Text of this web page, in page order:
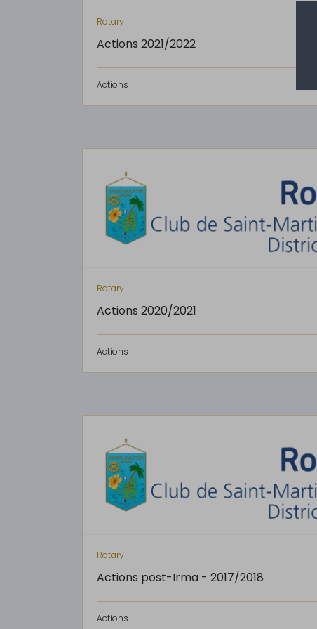
Rotary
Actions 2021/2022
Actions
Rotary
Actions 2020/2021
Actions
Rotary
Actions post-Irma - 2017/2018
Actions